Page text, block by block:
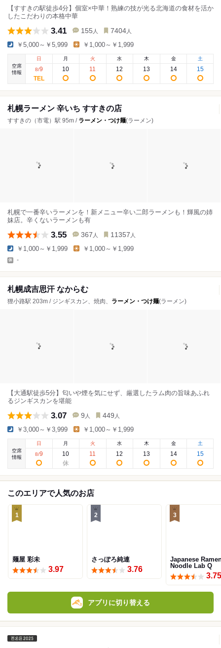
【すすきの駅徒歩4分】個室×中華！熟練の技が光る北海道の食材を活か
したこだわりの本格中華
3.41 155 人 7404 人
￥5,000～￥5,999 ￥1,000～￥1,999
空席
情報
日
8/9
月
10
火
11
水
12
木
13
金
14
土
15
札幌ラーメン 辛いち すすきの店
すすきの（市電）駅 95m / ラーメン・つけ麺(ラーメン)
札幌で一番辛いラーメンを！新メニュー辛い二郎ラーメンも！輝風の姉
妹店。辛くないラーメンも有
3.55 367 人 11357 人
￥1,000～￥1,999 ￥1,000～￥1,999
-
札幌成吉思汗 なからむ
狸小路駅 203m / ジンギスカン、焼肉、 ラーメン・つけ麺(ラーメン)
【大通駅徒歩5分】匂いや煙を気にせず、厳選したラム肉の旨味あふれ
るジンギスカンを堪能
3.07 9 人 449 人
￥3,000～￥3,999 ￥1,000～￥1,999
空席
情報
日
8/9
月
10
火
11
水
12
木
13
金
14
土
15
このエリアで人気のお店
1
麺屋 彩未
3.97
2
さっぽろ純連
3.76
3
Japanese
Noodle Lab Q
3.75
アプリに切り替える